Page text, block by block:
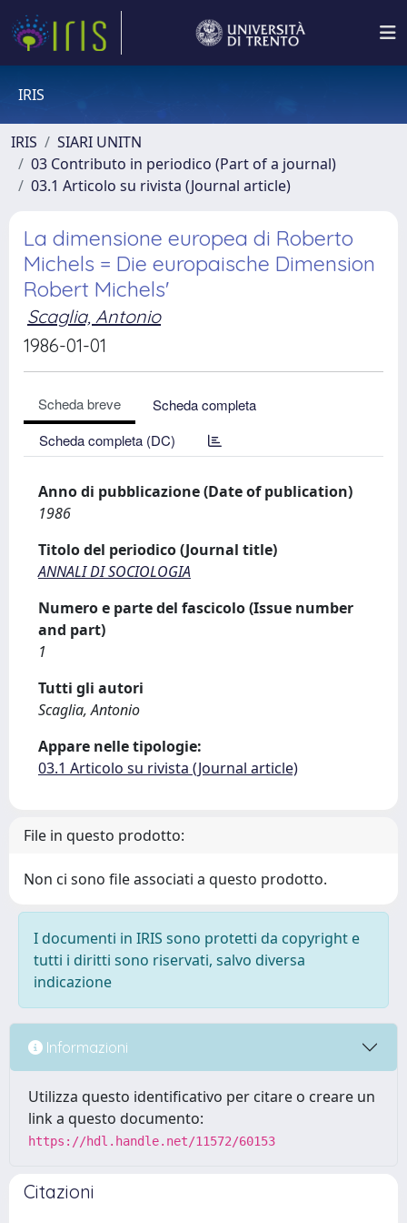
IRIS
IRIS
SIARI UNITN
03 Contributo in periodico (Part of a journal)
03.1 Articolo su rivista (Journal article)
La dimensione europea di Roberto
Michels = Die europaische Dimension
Robert Michels'
Scaglia, Antonio
1986-01-01
Scheda breve
Scheda completa
Scheda completa (DC)
Anno di pubblicazione (Date of publication)
1986
Titolo del periodico (Journal title)
ANNALI DI SOCIOLOGIA
Numero e parte del fascicolo (Issue number
and part)
1
Tutti gli autori
Scaglia, Antonio
Appare nelle tipologie:
03.1 Articolo su rivista (Journal article)
File in questo prodotto:
Non ci sono file associati a questo prodotto.
I documenti in IRIS sono protetti da copyright e
tutti i diritti sono riservati, salvo diversa
indicazione
Informazioni
Utilizza questo identificativo per citare o creare un
link a questo documento:
https://hdl.handle.net/11572/60153
Citazioni